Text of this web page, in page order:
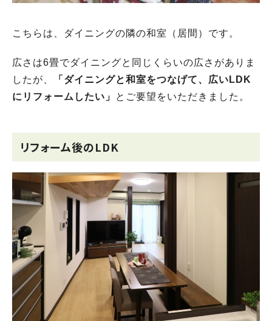
こちらは、ダイニングの隣の和室（居間）です。
広さは6畳でダイニングと同じくらいの広さがありま
したが、
「ダイニングと和室をつなげて、広いLDK
にリフォームしたい」
とご要望をいただきました。
リフォーム後のLDK